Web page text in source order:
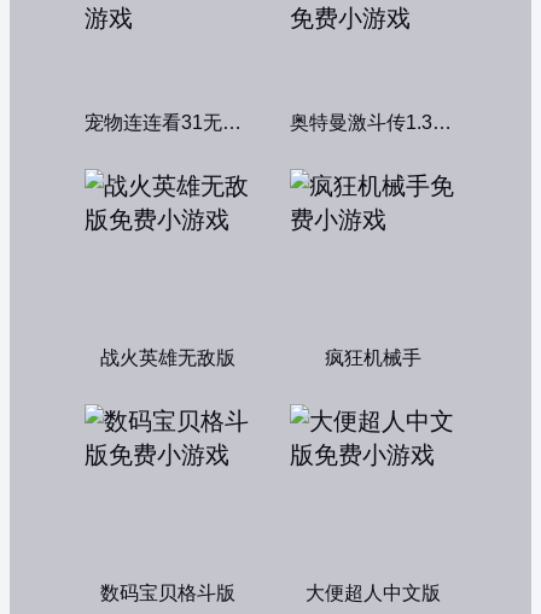
宠物连连看31无敌版 奥特曼激斗传1.3双人无敌版
战火英雄无敌版 疯狂机械手
数码宝贝格斗版 大便超人中文版